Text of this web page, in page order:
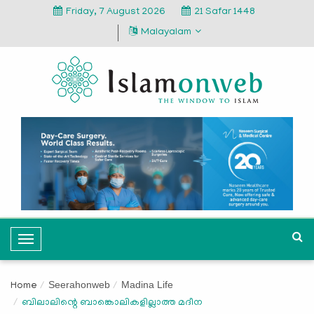
Friday, 7 August 2026
21 Safar 1448
Malayalam
T
o
g
l
Home Seerahonweb Madina Life
ബിലാലിന്റെ ബാങ്കൊലികളില്ലാത്ത മദീന